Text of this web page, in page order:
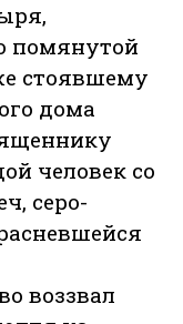
помянутой
стоявшему
дома
человек со
серо-
воззвал